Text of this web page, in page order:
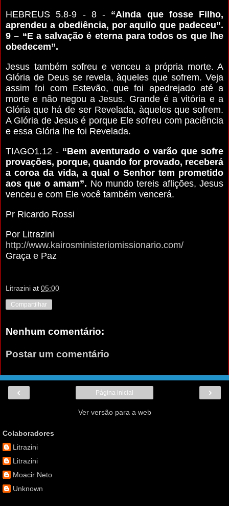
HEBREUS 5.8-9 - 8 - “Ainda que fosse Filho,
aprendeu a obediência, por aquilo que padeceu”.
9 – “E a salvação é eterna para todos os que lhe
obedecem”.
Jesus também sofreu e venceu a própria morte. A
Glória de Deus se revela, àqueles que sofrem. Veja
assim foi com Estevão, que foi apedrejado até a
morte e não negou a Jesus. Grande é a vitória e a
Glória que há de ser Revelada, àqueles que sofrem.
A Glória de Jesus é porque Ele sofreu com paciência
e essa Glória lhe foi Revelada.
TIAGO1.12 - “Bem aventurado o varão que sofre
provações, porque, quando for provado, receberá
a coroa da vida, a qual o Senhor tem prometido
aos que o amam”. No mundo tereis aflições, Jesus
venceu e com Ele você também vencerá.
Pr Ricardo Rossi
Por Litrazini
http://www.kairosministeriomissionario.com/
Graça e Paz
Litrazini at 05:00
Compartilhar
Nenhum comentário:
Postar um comentário
‹ ›
Página inicial
Ver versão para a web
Colaboradores
Litrazini
Litrazini
Moacir Neto
Unknown